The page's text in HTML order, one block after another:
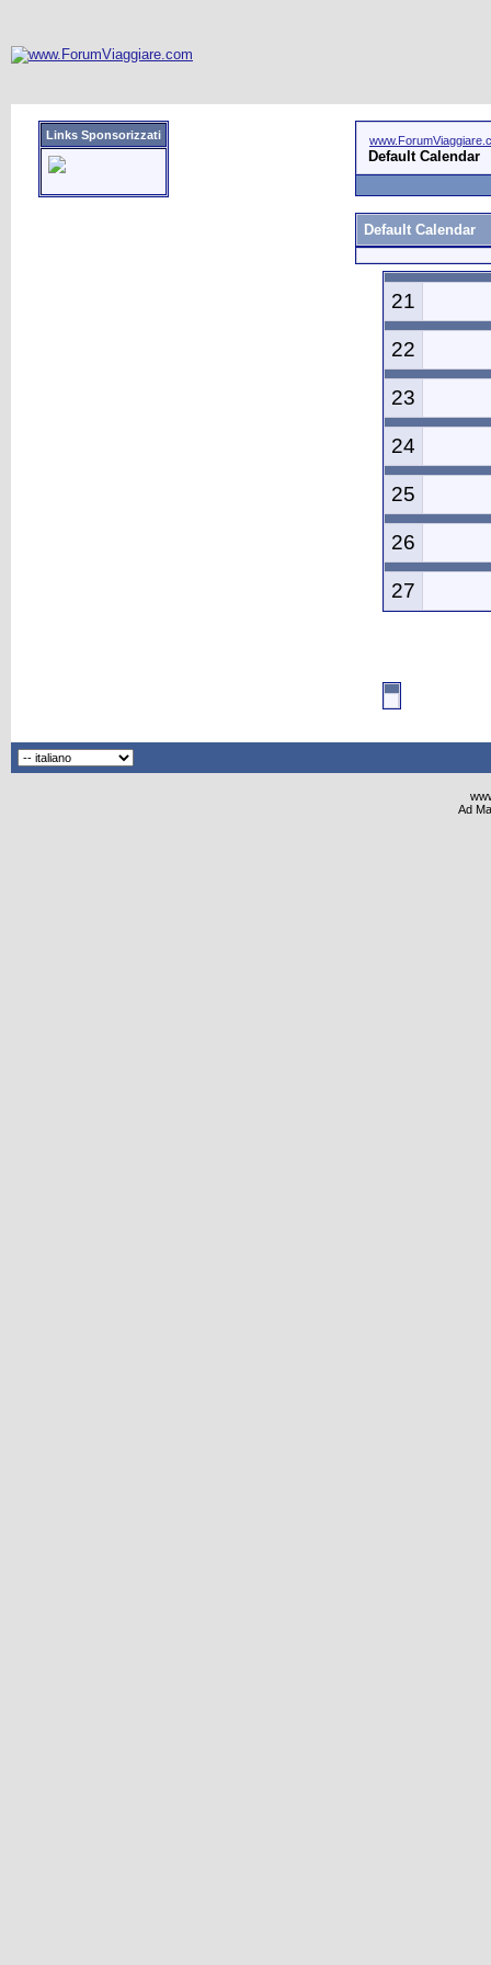
Links Sponsorizzati
Default Calendar
Default Calendar
21
22
23
24
25
26
27
Ad